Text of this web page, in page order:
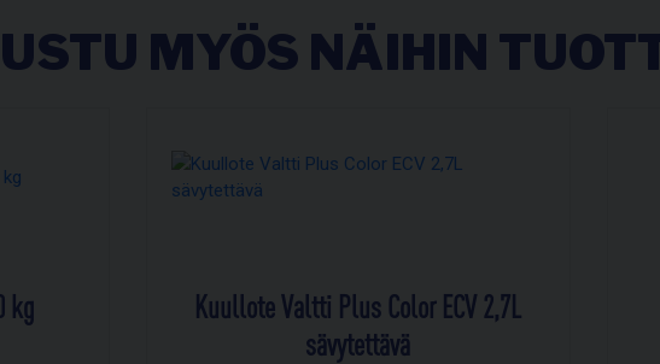
MYÖS NÄIHIN
kg
Kuullote Valtti Plus Color ECV 2,7L
sävytettävä